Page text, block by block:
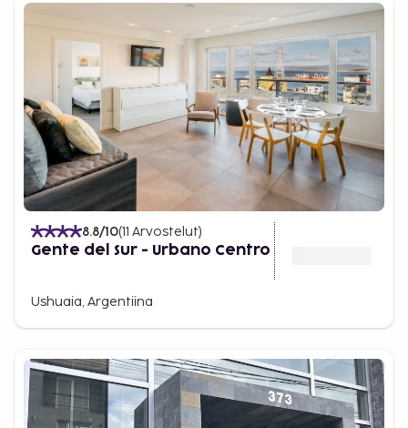
8.8/10(11 Arvostelut)
Gente del Sur - Urbano Centro
Ushuaia, Argentiina